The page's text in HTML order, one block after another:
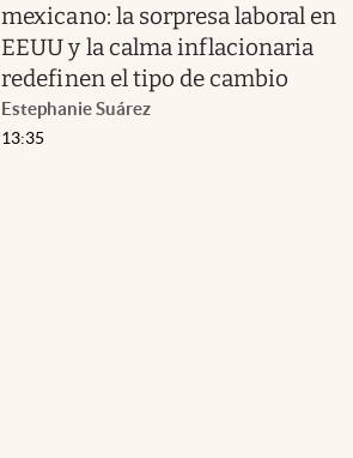
mexicano: la sorpresa laboral en
EEUU y la calma inflacionaria
redefinen el tipo de cambio
Estephanie Suárez
13:35